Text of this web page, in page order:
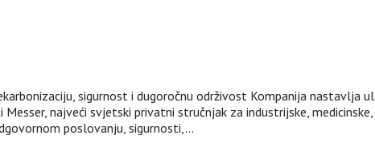
sigurnost i dugoročnu održivost Kompanija nastavlja
najveći svjetski privatni stručnjak za industrijske,
poslovanju, sigurnosti,…